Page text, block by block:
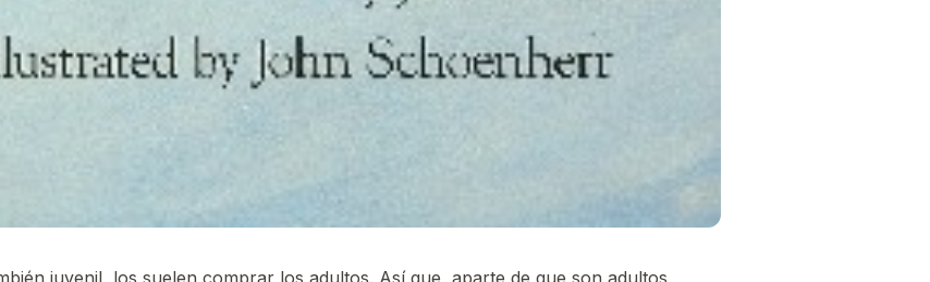
juvenil, los suelen comprar los adultos. Así que, aparte de que son adultos